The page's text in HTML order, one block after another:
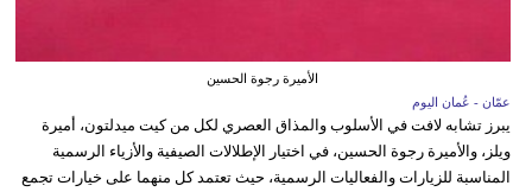
الأميرة رجوة الحسين
عمّان - عُمان اليوم
يبرز تشابه لافت في الأسلوب والمذاق العصري لكل من كيت ميدلتون، أميرة
ويلز، والأميرة رجوة الحسين، في اختيار الإطلالات الصيفية والأزياء الرسمية
المناسبة للزيارات والفعاليات الرسمية، حيث تعتمد كل منهما على خيارات تجمع